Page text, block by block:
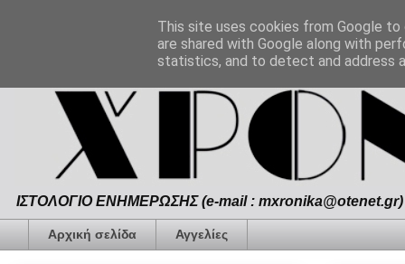
ΙΣΤΟΛΟΓΙΟ ΕΝΗΜΕΡΩΣΗΣ (e-mail :
Αρχική σελίδα Αγγελίες
This site uses cookies from Google
are shared with Google along with
statistics, and to detect and address